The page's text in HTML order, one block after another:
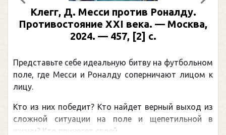
Клегг, Д. Месси против Роналду.
Противостояние XXI века. — Москва,
2024. — 457, [2] с.
Представьте себе идеальную битву на футбольном
поле, где Месси и Роналду соперничают лицом к
лицу.
Кто из них победит? Кто найдет верный выход из
сложной ситуации на поле и щепетильной в
жизни? Кто принесет своей ...
Предыдущий